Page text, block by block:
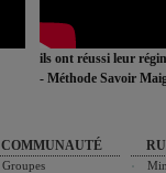
ils ont réussi leur
- Méthode Savoir
COMMUNAUTÉ
Groupes